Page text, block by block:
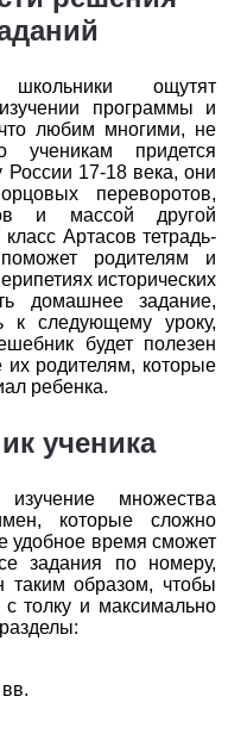
8 9
11
8 9 10
11
8 9 10
11
8 9
8 9 10
11
8 9 10
11
мир
ощутят
программы и
любим многими, не
ученикам придется
России 17-18 века, они
переворотов,
и массой другой
Артасов тетрадь-
родителям и
исторических
домашнее задание,
к следующему уроку,
будет полезен
родителям, которые
ребенка.
ученика
множества
которые сложно
удобное время сможет
задания по номеру,
таким образом, чтобы
толку и максимально